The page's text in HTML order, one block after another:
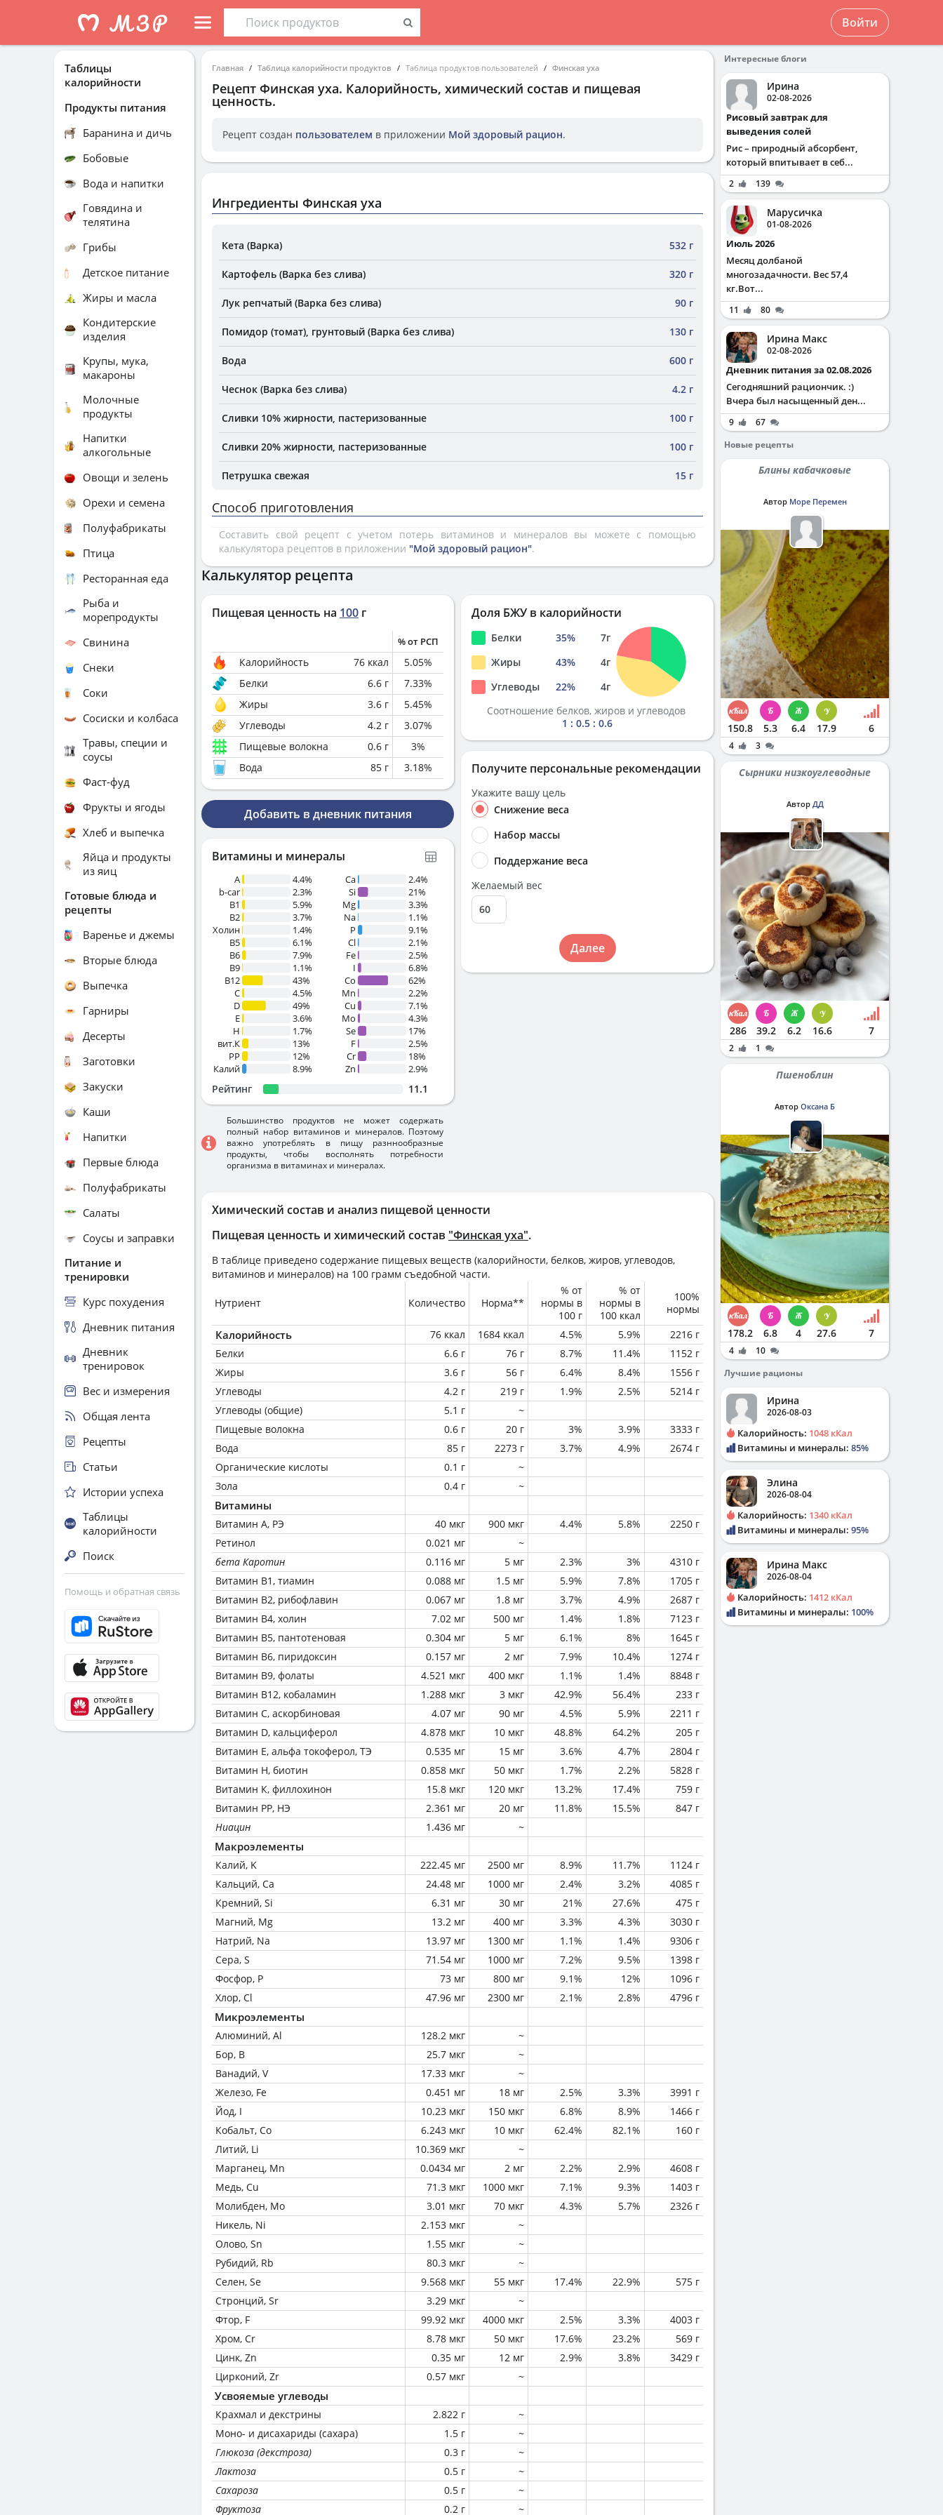
Войти
Главная Таблица калорийности продуктов Таблица продуктов пользователей Финская уха
Рецепт Финская уха. Калорийность, химический состав и пищевая
ценность.
Рецепт создан пользователем в приложении Мой здоровый рацион.
Ингредиенты Финская уха
Кета (Варка) 532 г
Картофель (Варка без слива) 320 г
Лук репчатый (Варка без слива) 90 г
Помидор (томат), грунтовый (Варка без слива) 130 г
Вода 600 г
Чеснок (Варка без слива) 4.2 г
Сливки 10% жирности, пастеризованные 100 г
Сливки 20% жирности, пастеризованные 100 г
Петрушка свежая 15 г
Способ приготовления
Составить свой рецепт с учетом потерь витаминов и минералов вы можете с помощью
калькулятора рецептов в приложении "Мой здоровый рацион".
Химический состав и анализ пищевой ценности
Пищевая ценность и химический состав "Финская уха".
В таблице приведено содержание пищевых веществ (калорийности, белков, жиров, углеводов,
витаминов и минералов) на 100 грамм съедобной части.
Нутриент Количество Норма**
% от
нормы в
100 г
% от
нормы в
100 ккал
100%
нормы
Калорийность 76 ккал 1684 ккал 4.5% 5.9%
2216 г
Белки
6.6 г 76 г 8.7% 11.4%
1152 г
Жиры
3.6 г 56 г 6.4% 8.4%
1556 г
Углеводы
4.2 г 219 г 1.9% 2.5%
5214 г
Углеводы (общие)
5.1 г
~
Пищевые волокна
0.6 г 20 г 3% 3.9%
3333 г
Вода
85 г 2273 г 3.7% 4.9%
2674 г
Органические кислоты
0.1 г
~
Зола
0.4 г ~
Витамины
Витамин А, РЭ 40 мкг 900 мкг 4.4% 5.8%
2250 г
Ретинол
0.021 мг
~
бета Каротин
0.116 мг 5 мг 2.3% 3%
4310 г
Витамин В1, тиамин
0.088 мг 1.5 мг 5.9% 7.8%
1705 г
Витамин В2, рибофлавин
0.067 мг 1.8 мг 3.7% 4.9%
2687 г
Витамин В4, холин
7.02 мг 500 мг 1.4% 1.8%
7123 г
Витамин В5, пантотеновая
0.304 мг 5 мг 6.1% 8%
1645 г
Витамин В6, пиридоксин
0.157 мг 2 мг 7.9% 10.4%
1274 г
Витамин В9, фолаты
4.521 мкг 400 мкг 1.1% 1.4%
8848 г
Витамин В12, кобаламин
1.288 мкг 3 мкг 42.9% 56.4%
233 г
Витамин C, аскорбиновая
4.07 мг 90 мг 4.5% 5.9%
2211 г
Витамин D, кальциферол
4.878 мкг 10 мкг 48.8% 64.2%
205 г
Витамин Е, альфа токоферол, ТЭ
0.535 мг 15 мг 3.6% 4.7%
2804 г
Витамин Н, биотин
0.858 мкг 50 мкг 1.7% 2.2%
5828 г
Витамин К, филлохинон
15.8 мкг 120 мкг 13.2% 17.4%
759 г
Витамин РР, НЭ
2.361 мг 20 мг 11.8% 15.5%
847 г
Ниацин
1.436 мг ~
Макроэлементы
Калий, K 222.45 мг 2500 мг 8.9% 11.7%
1124 г
Кальций, Ca
24.48 мг 1000 мг 2.4% 3.2%
4085 г
Кремний, Si
6.31 мг 30 мг 21% 27.6%
475 г
Магний, Mg
13.2 мг 400 мг 3.3% 4.3%
3030 г
Натрий, Na
13.97 мг 1300 мг 1.1% 1.4%
9306 г
Сера, S
71.54 мг 1000 мг 7.2% 9.5%
1398 г
Фосфор, P
73 мг 800 мг 9.1% 12%
1096 г
Хлор, Cl
47.96 мг 2300 мг 2.1% 2.8% 4796 г
Микроэлементы
Алюминий, Al 128.2 мкг
~
Бор, B
25.7 мкг
~
Ванадий, V
17.33 мкг
~
Железо, Fe
0.451 мг 18 мг 2.5% 3.3%
3991 г
Йод, I
10.23 мкг 150 мкг 6.8% 8.9%
1466 г
Кобальт, Co
6.243 мкг 10 мкг 62.4% 82.1%
160 г
Литий, Li
10.369 мкг
~
Марганец, Mn
0.0434 мг 2 мг 2.2% 2.9%
4608 г
Медь, Cu
71.3 мкг 1000 мкг 7.1% 9.3%
1403 г
Молибден, Mo
3.01 мкг 70 мкг 4.3% 5.7%
2326 г
Никель, Ni
2.153 мкг
~
Олово, Sn
1.55 мкг
~
Рубидий, Rb
80.3 мкг
~
Селен, Se
9.568 мкг 55 мкг 17.4% 22.9%
575 г
Стронций, Sr
3.29 мкг
~
Фтор, F
99.92 мкг 4000 мкг 2.5% 3.3%
4003 г
Хром, Cr
8.78 мкг 50 мкг 17.6% 23.2%
569 г
Цинк, Zn
0.35 мг 12 мг 2.9% 3.8%
3429 г
Цирконий, Zr
0.57 мкг ~
Усвояемые углеводы
Крахмал и декстрины 2.822 г
~
Моно- и дисахариды (сахара)
1.5 г
~
Глюкоза (декстроза)
0.3 г
~
Лактоза
0.5 г
~
Сахароза
0.5 г
~
Фруктоза
0.2 г ~
Калькулятор рецепта
Пищевая ценность на 100 г
% от РСП
Калорийность 76 ккал 5.05%
Белки
6.6 г 7.33%
Жиры
3.6 г 5.45%
Углеводы
4.2 г 3.07%
Пищевые волокна
0.6 г 3%
Вода
85 г 3.18%
Добавить в дневник питания
Витамины и минералы
A
4.4%
b-car
2.3%
В1
5.9%
B2
3.7%
Холин
1.4%
B5
6.1%
B6
7.9%
B9
1.1%
B12
43%
C
4.5%
D
49%
E
3.6%
H
1.7%
вит.К
13%
PP
12%
Калий
8.9%
Ca
2.4%
Si
21%
Mg
3.3%
Na
1.1%
P
9.1%
Cl
2.1%
Fe
2.5%
I
6.8%
Co
62%
Mn
2.2%
Cu
7.1%
Mo
4.3%
Se
17%
F
2.5%
Cr
18%
Zn
2.9%
Рейтинг 11.1
Большинство продуктов не может содержать
полный набор витаминов и минералов. Поэтому
важно употреблять в пищу разннообразные
продукты, чтобы восполнять потребности
организма в витаминах и минералах.
Доля БЖУ в калорийности
Белки 35% 7г
Жиры
43% 4г
Углеводы
22% 4г
Соотношение белков, жиров и углеводов
1 : 0.5 : 0.6
Получите персональные рекомендации
Укажите вашу цель
Снижение веса
Набор массы
Поддержание веса
Желаемый вес
Далее
Таблицы
калорийности
Продукты питания
Баранина и дичь
Бобовые
Вода и напитки
Говядина и
телятина
Грибы
Детское питание
Жиры и масла
Кондитерские
изделия
Крупы, мука,
макароны
Молочные
продукты
Напитки
алкогольные
Овощи и зелень
Орехи и семена
Полуфабрикаты
Птица
Ресторанная еда
Рыба и
морепродукты
Свинина
Снеки
Соки
Сосиски и колбаса
Травы, специи и
соусы
Фаст-фуд
Фрукты и ягоды
Хлеб и выпечка
Яйца и продукты
из яиц
Готовые блюда и
рецепты
Варенье и джемы
Вторые блюда
Выпечка
Гарниры
Десерты
Заготовки
Закуски
Каши
Напитки
Первые блюда
Полуфабрикаты
Салаты
Соусы и заправки
Питание и
тренировки
Курс похудения
Дневник питания
Дневник
тренировок
Вес и измерения
Общая лента
Рецепты
Статьи
Истории успеха
Таблицы
калорийности
Поиск
Помощь и обратная связь
Интересные блоги
Ирина
02-08-2026
Рисовый завтрак для
выведения солей
Рис – природный абсорбент,
который впитывает в себ...
2 139
Марусичка
01-08-2026
Июль 2026
Месяц долбаной
многозадачности. Вес 57,4
кг.Вот...
11 80
Ирина Макс
02-08-2026
Дневник питания за 02.08.2026
Сегодняшний рациончик. :)
Вчера был насыщенный ден...
9
67
Новые рецепты
Блины кабачковые
Автор Море Перемен
150.8 5.3 6.4 17.9 6
4 3
Сырники низкоуглеводные
Автор ДД
286 39.2 6.2 16.6 7
2 1
Пшеноблин
Автор Оксана Б
178.2 6.8 4 27.6 7
4
10
Лучшие рационы
Ирина
2026-08-03
Калорийность: 1048 кКал
Витамины и минералы: 85%
Элина
2026-08-04
Калорийность: 1340 кКал
Витамины и минералы: 95%
Ирина Макс
2026-08-04
Калорийность: 1412 кКал
Витамины и минералы: 100%